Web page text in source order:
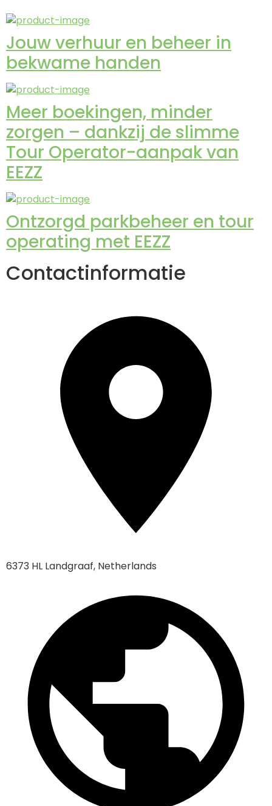
Jouw verhuur en beheer in
bekwame handen
Meer boekingen, minder
zorgen – dankzij de slimme
Tour Operator-aanpak van
EEZZ
Ontzorgd parkbeheer en tour
operating met EEZZ
Contactinformatie
6373 HL Landgraaf, Netherlands